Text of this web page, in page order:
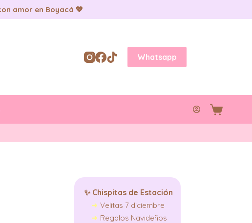
amor en Boyacá 💖
Whatsapp
Carro
✨ Chispitas de Estación
Velitas 7 diciembre
Regalos Navideños